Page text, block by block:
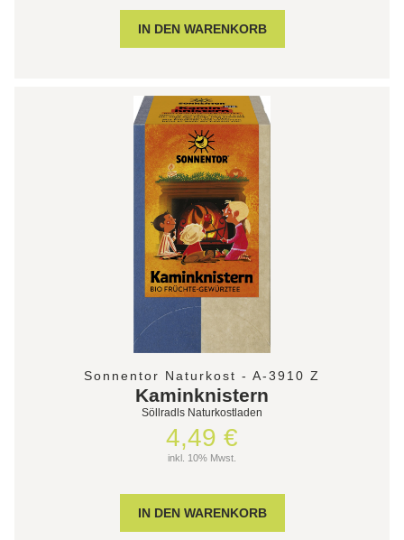
Sonnentor Naturkost - A-3910 Z
Kaminknistern
Söllradls Naturkostladen
4,49 €
inkl. 10% Mwst.